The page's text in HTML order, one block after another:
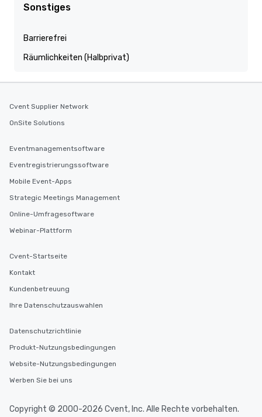
Sonstiges
Barrierefrei
Räumlichkeiten (Halbprivat)
Cvent Supplier Network
OnSite Solutions
Eventmanagementsoftware
Eventregistrierungssoftware
Mobile Event-Apps
Strategic Meetings Management
Online-Umfragesoftware
Webinar-Plattform
Cvent-Startseite
Kontakt
Kundenbetreuung
Ihre Datenschutzauswahlen
Datenschutzrichtlinie
Produkt-Nutzungsbedingungen
Website-Nutzungsbedingungen
Werben Sie bei uns
Copyright © 2000-2026 Cvent, Inc. Alle Rechte vorbehalten.